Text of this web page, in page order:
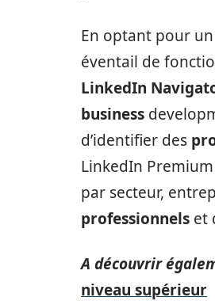
En optant pour
éventail de
LinkedIn
business
d’identifier des
LinkedIn
par secteur,
professionnels et
A découvrir
niveau supérieur